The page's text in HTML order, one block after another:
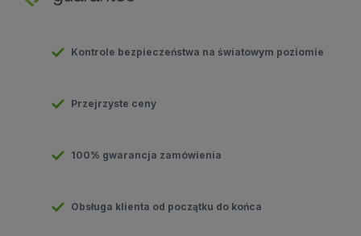
Kontrole bezpieczeństwa na światowym poziomie
Przejrzyste ceny
100% gwarancja zamówienia
Obsługa klienta od początku do końca